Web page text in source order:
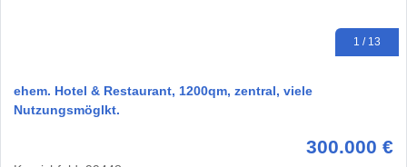
1 / 13
ehem. Hotel & Restaurant, 1200qm, zentral, viele
Nutzungsmöglkt.
300.000 €